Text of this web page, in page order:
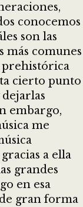
conocemos
son las
más comunes
prehistórica
cierto punto
embargo,
me
a ella
grandes
en esa
gran forma